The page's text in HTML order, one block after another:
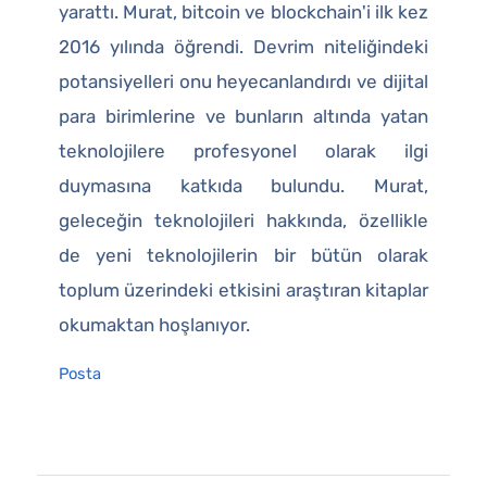
yarattı. Murat, bitcoin ve blockchain'i ilk kez
2016 yılında öğrendi. Devrim niteliğindeki
potansiyelleri onu heyecanlandırdı ve dijital
para birimlerine ve bunların altında yatan
teknolojilere profesyonel olarak ilgi
duymasına katkıda bulundu. Murat,
geleceğin teknolojileri hakkında, özellikle
de yeni teknolojilerin bir bütün olarak
toplum üzerindeki etkisini araştıran kitaplar
okumaktan hoşlanıyor.
Posta